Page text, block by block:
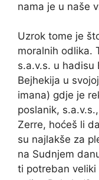
nama je u naše
Uzrok tome je
moralnih odlika.
s.a.v.s. u hadisu
Bejhekija u
imana) gdje je
poslanik,
Zerre, hoćeš li
su najlakše za
na Sudnjem
ti potreban